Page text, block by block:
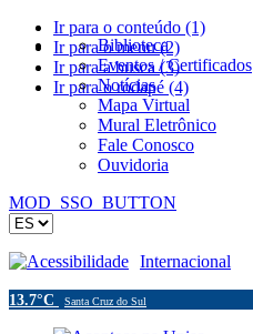
Ir para o conteúdo (1)
Ir para o menu (2)
Ir para a busca (3)
Ir para o rodapé (4)
Biblioteca
Eventos / Certificados
Notícias
Mapa Virtual
Mural Eletrônico
Fale Conosco
Ouvidoria
MOD_SSO_BUTTON
Acessibilidade Internacional
13.7°C Santa Cruz do Sul